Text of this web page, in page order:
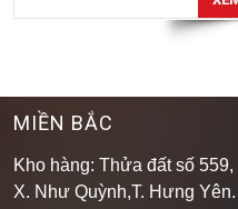
MIỀN BẮC
Kho hàng: Thửa đất số 559,